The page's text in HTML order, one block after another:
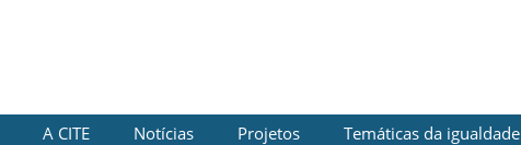
A CITE Notícias Projetos Temáticas da igualdade